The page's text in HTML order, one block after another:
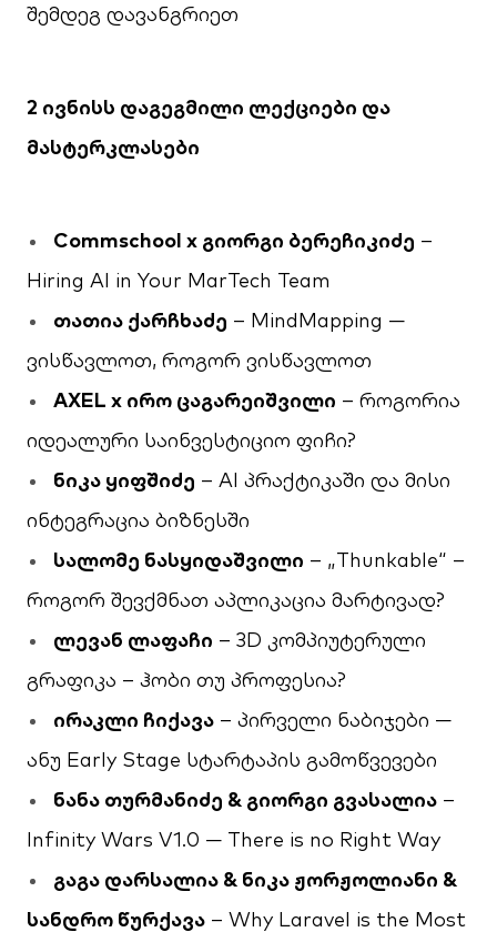
შემდეგ დავანგრიეთ
2 ივნისს დაგეგმილი ლექციები და
მასტერკლასები
Commschool x გიორგი ბერეჩიკიძე –
Hiring AI in Your MarTech Team
თათია ქარჩხაძე – MindMapping —
ვისწავლოთ, როგორ ვისწავლოთ
AXEL x ირო ცაგარეიშვილი – როგორია
იდეალური საინვესტიციო ფიჩი?
ნიკა ყიფშიძე – AI პრაქტიკაში და მისი
ინტეგრაცია ბიზნესში
სალომე ნასყიდაშვილი – „Thunkable“ –
როგორ შევქმნათ აპლიკაცია მარტივად?
ლევან ლაფაჩი – 3D კომპიუტერული
გრაფიკა – ჰობი თუ პროფესია?
ირაკლი ჩიქავა – პირველი ნაბიჯები —
ანუ Early Stage სტარტაპის გამოწვევები
ნანა თურმანიძე & გიორგი გვასალია –
Infinity Wars V1.0 — There is no Right Way
გაგა დარსალია & ნიკა ჟორჟოლიანი &
სანდრო წურქავა – Why Laravel is the Most